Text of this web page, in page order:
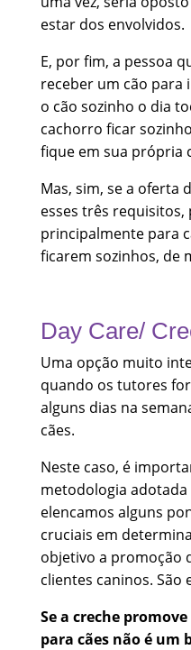
estar dos envolvidos.
E, por fim, a pessoa
receber um cão para
o cão sozinho o dia
cachorro ficar
fique em sua própria
Mas, sim, se a oferta
esses três
principalmente para
ficarem sozinhos, de
Day Care/
Uma opção muito
quando os tutores
alguns dias na
cães.
Neste caso, é
metodologia adotada
elencamos alguns
cruciais em
objetivo a promoção
clientes caninos. São
Se a creche
para cães não é um